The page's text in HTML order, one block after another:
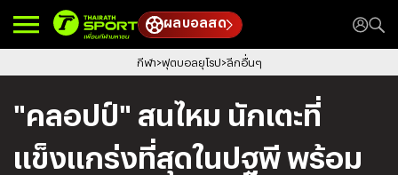
ผลบอลสด
กีฬา ฟุตบอลยุโรป ลีกอื่นๆ
"คลอปป์" สนไหม นักเตะที่
แข็งแกร่งที่สุดในปฐพี พร้อม